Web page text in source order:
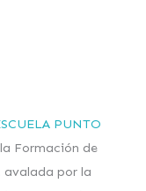
PUNTO
Formación de
avalada por la